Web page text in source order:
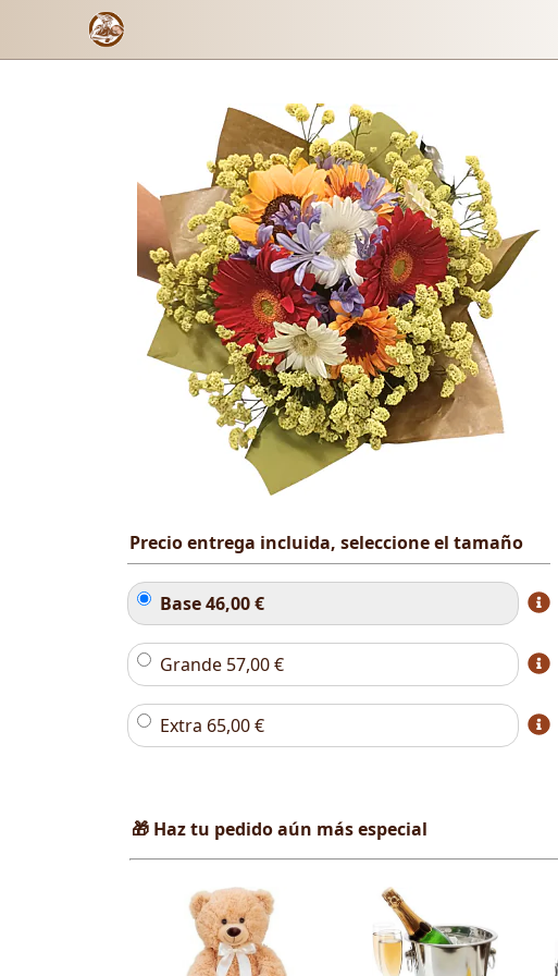
Mi VeranoFormulario de pago
Precio entrega incluida, seleccione el tamaño
Base46,00€
Grande 57,00€
Extra 65,00€
🎁 Haz tu pedido aún más especial